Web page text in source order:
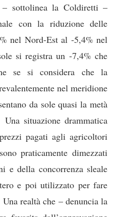
sottolinea la Coldiretti –
con la riduzione delle
nel Nord-Est al -5,4% nel
si registra un -7,4% che
se si considera che la
nel meridione
da sole quasi la metà
situazione drammatica
pagati agli agricoltori
praticamente dimezzati
e della concorrenza sleale
e poi utilizzato per fare
realtà che – denuncia la